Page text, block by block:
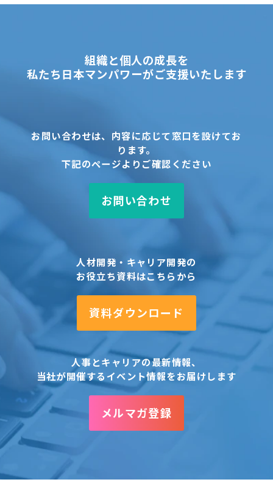
組織と個人の成長を
私たち日本マンパワーがご支援いたします
お問い合わせは、内容に応じて窓口を設けてお
ります。
下記のページよりご確認ください
お問い合わせ
人材開発・キャリア開発の
お役立ち資料はこちらから
資料ダウンロード
人事とキャリアの最新情報、
当社が開催するイベント情報をお届けします
メルマガ登録